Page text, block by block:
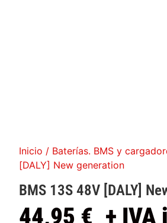
Inicio / Baterías. BMS y
[DALY] New generation
BMS 13S 48V [DALY]
44,95 € + IVA